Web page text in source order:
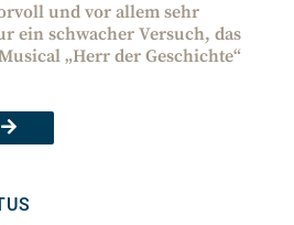
und vor allem sehr
ein schwacher Versuch, das
„Herr der Geschichte“